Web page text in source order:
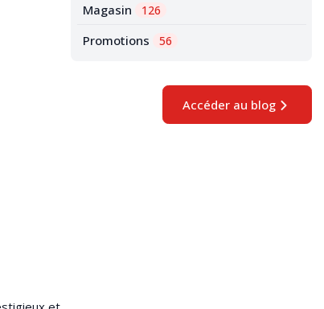
Magasin 126
Promotions 56
Accéder au blog